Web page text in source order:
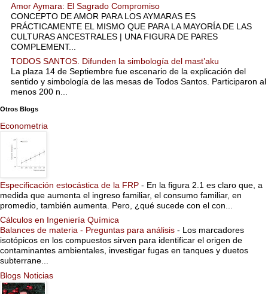
Amor Aymara: El Sagrado Compromiso
CONCEPTO DE AMOR PARA LOS AYMARAS ES
PRÁCTICAMENTE EL MISMO QUE PARA LA MAYORÍA DE LAS
CULTURAS ANCESTRALES | UNA FIGURA DE PARES
COMPLEMENT...
TODOS SANTOS. Difunden la simbología del mast’aku
La plaza 14 de Septiembre fue escenario de la explicación del
sentido y simbología de las mesas de Todos Santos. Participaron al
menos 200 n...
Otros Blogs
Econometria
Especificación estocástica de la FRP - En la figura 2.1 es claro que, a
medida que aumenta el ingreso familiar, el consumo familiar, en
promedio, también aumenta. Pero, ¿qué sucede con el con...
Cálculos en Ingeniería Química
Balances de materia - Preguntas para análisis - Los marcadores
isotópicos en los compuestos sirven para identificar el origen de
contaminantes ambientales, investigar fugas en tanques y duetos
subterrane...
Blogs Noticias